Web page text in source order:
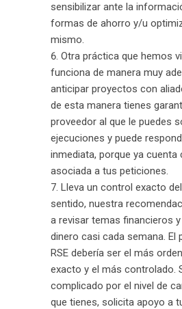
sensibilizar ante la
formas de ahorro y/u
mismo.
Otra práctica que hemos
funciona de manera muy
anticipar proyectos con
de esta manera tienes
proveedor al que le puedes
ejecuciones y puede
inmediata, porque ya cuenta
asociada a tus peticiones.
Lleva un control exacto
sentido, nuestra
a revisar temas financieros
dinero casi cada semana. El
RSE debería ser el más
exacto y el más controlado.
complicado por el nivel de
que tienes, solicita apoyo a